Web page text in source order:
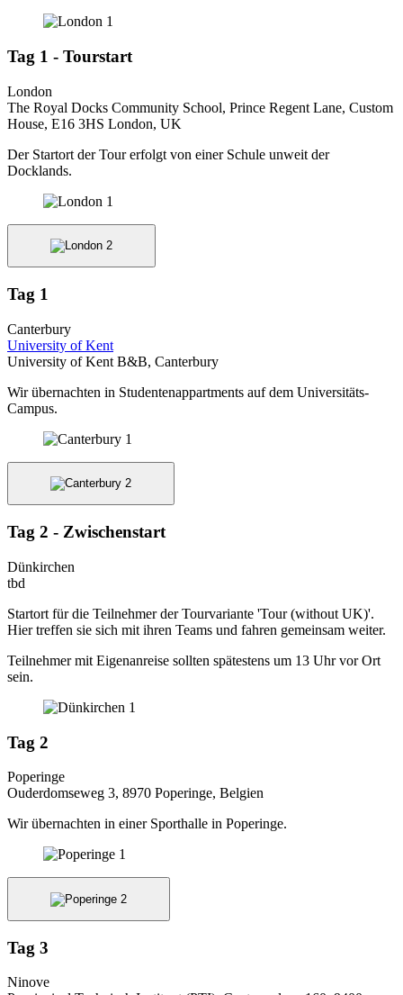
Tag 1 - Tourstart
London
The Royal Docks Community School, Prince Regent Lane, Custom
House, E16 3HS London, UK
Der Startort der Tour erfolgt von einer Schule unweit der
Docklands.
Tag 1
Canterbury
University of Kent
University of Kent B&B, Canterbury
Wir übernachten in Studentenappartments auf dem Universitäts-
Campus.
Tag 2 - Zwischenstart
Dünkirchen
tbd
Startort für die Teilnehmer der Tourvariante 'Tour (without UK)'.
Hier treffen sie sich mit ihren Teams und fahren gemeinsam weiter.
Teilnehmer mit Eigenanreise sollten spätestens um 13 Uhr vor Ort
sein.
Tag 2
Poperinge
Ouderdomseweg 3, 8970 Poperinge, Belgien
Wir übernachten in einer Sporthalle in Poperinge.
Tag 3
Ninove